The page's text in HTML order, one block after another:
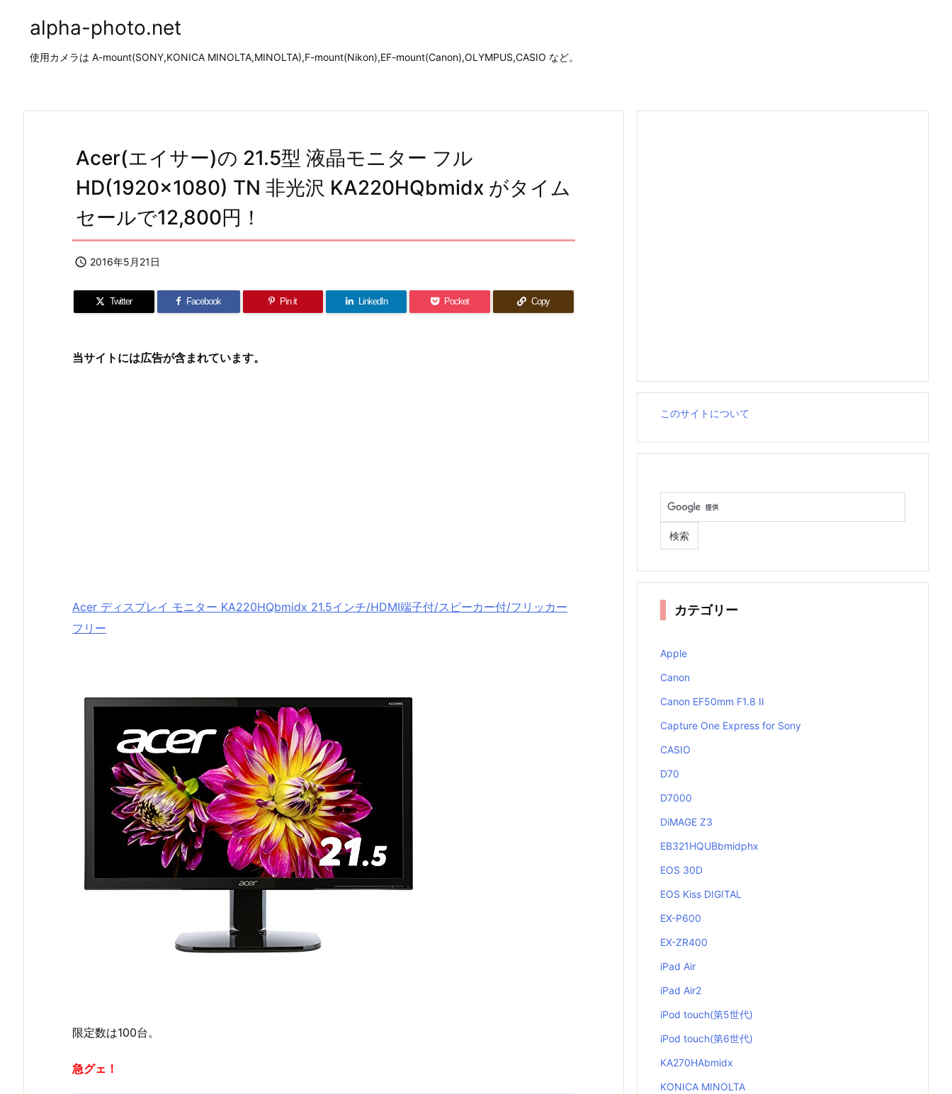
alpha-photo.net
使用カメラは A-mount(SONY,KONICA MINOLTA,MINOLTA),F-mount(Nikon),EF-mount(Canon),OLYMPUS,CASIO など。
Acer(エイサー)の 21.5型 液晶モニター フル
HD(1920×1080) TN 非光沢 KA220HQbmidx がタイム
セールで12,800円！
 2016年5月21日
Twitter Facebook Pin it LinkedIn Pocket Copy
当サイトには広告が含まれています。
Acer ディスプレイ モニター KA220HQbmidx 21.5インチ/HDMI端子付/スピーカー付/フリッカー
フリー
限定数は100台。
急グェ！
このサイトについて
カテゴリー
Apple
Canon
Canon EF50mm F1.8 II
Capture One Express for Sony
CASIO
D70
D7000
DiMAGE Z3
EB321HQUBbmidphx
EOS 30D
EOS Kiss DIGITAL
EX-P600
EX-ZR400
iPad Air
iPad Air2
iPod touch(第5世代)
iPod touch(第6世代)
KA270HAbmidx
KONICA MINOLTA